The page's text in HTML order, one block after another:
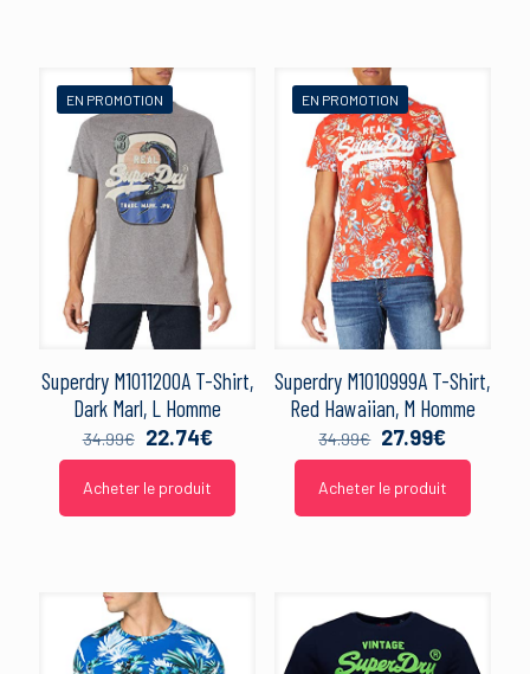
EN PROMOTION
Superdry M1011200A T-Shirt,
Dark Marl, L Homme
34.99€
Le
prix
initial
était :
22.74€Le
prix
est :
Acheter le produit
EN PROMOTION
Superdry M1010999A T-Shirt,
Red Hawaiian, M Homme
34.99€ Le
prix
initial
était :
27.99€Le
prix
actuel
est :
Acheter le produit